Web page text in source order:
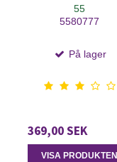
55
5580777
På lager
369,00 SEK
VISA PRODUKTEN